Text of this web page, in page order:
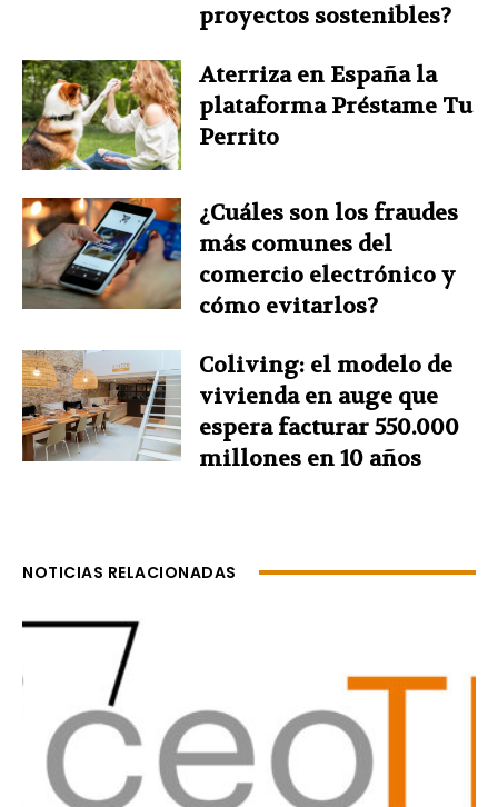
proyectos sostenibles?
Aterriza en España la
plataforma Préstame Tu
Perrito
¿Cuáles son los fraudes
más comunes del
comercio electrónico y
cómo evitarlos?
Coliving: el modelo de
vivienda en auge que
espera facturar 550.000
millones en 10 años
NOTICIAS RELACIONADAS